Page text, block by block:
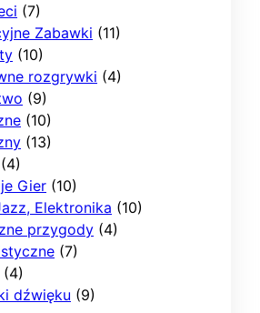
(7)
Zabawki (11)
(10)
rozgrywki (4)
(9)
(10)
(13)
(4)
Gier (10)
Elektronika (10)
przygody (4)
(7)
(4)
dźwięku (9)